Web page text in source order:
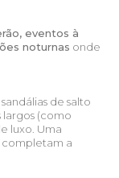
eventos à
noturnas onde
de salto
largos (como
luxo. Uma
a